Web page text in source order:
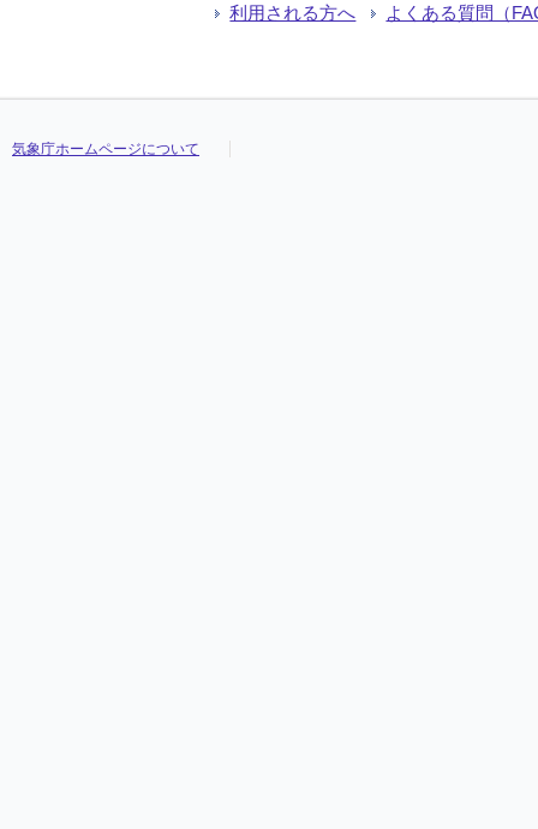
利用される方へ よくある質問（
気象庁ホームページについて